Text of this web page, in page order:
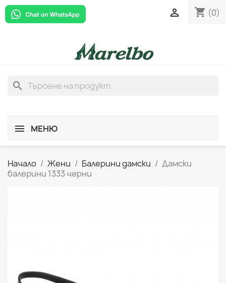
shopping_cart (0)

search
МЕНЮ
Начало Жени Балерини дамски
Дамски
балерини 1333 черни